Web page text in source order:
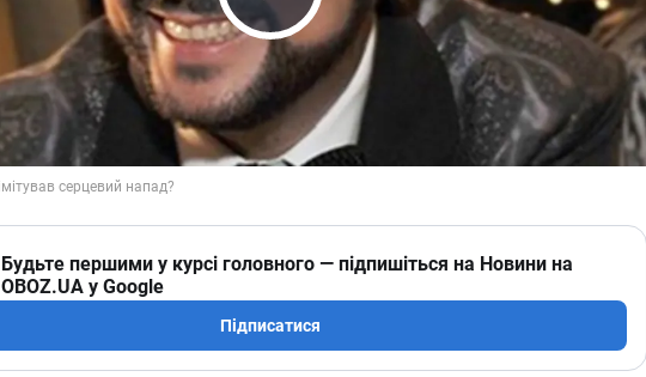
Play Video
Будьте першими у курсі головного — підпишіться на Новини на
OBOZ.UA у Google
Підписатися